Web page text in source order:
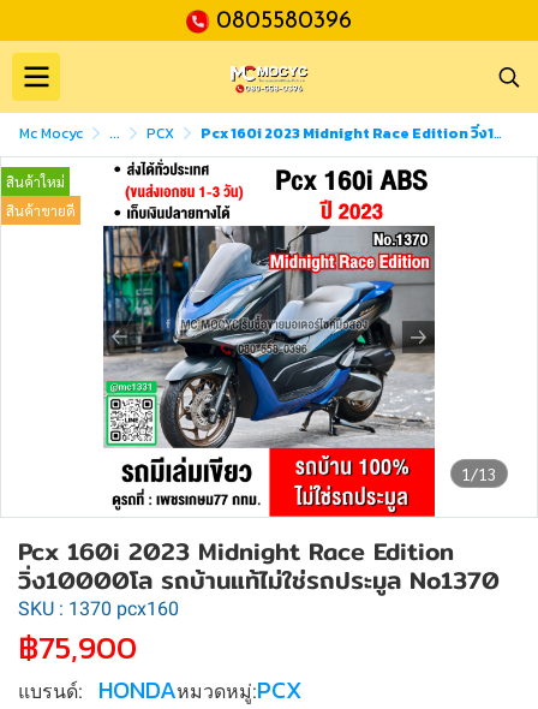
0805580396
Mc Mocyc ... PCX Pcx 160i 2023 Midnight Race Edition วิ่ง10000โล รถบ้านแท้ไม่ใช่รถประมูล No1370
1/13
สินค้าใหม่
สินค้าขายดี
Pcx 160i 2023 Midnight Race Edition
วิ่ง10000โล รถบ้านแท้ไม่ใช่รถประมูล No1370
SKU : 1370 pcx160
฿75,900
แบรนด์: HONDAหมวดหมู่:PCX